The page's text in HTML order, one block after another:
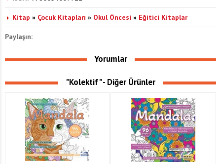
Kitap » Çocuk Kitapları » Okul Öncesi » Eğitici Kitaplar
Paylaşın:
Yorumlar
"Kolektif" - Diğer Ürünler